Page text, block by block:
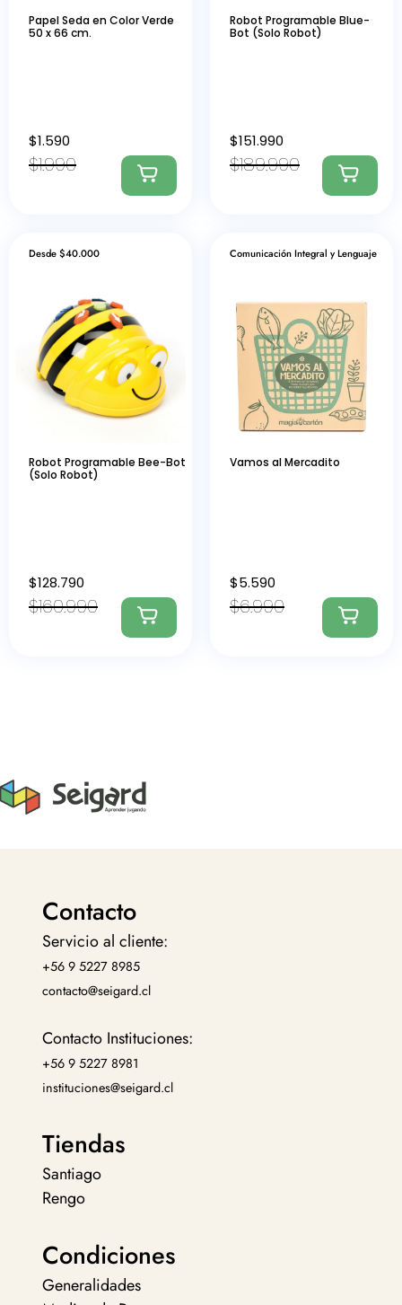
Papel Seda en Color Verde
50 x 66 cm.
$1.990
$1.590
Robot Programable Blue-
Bot (Solo Robot)
$189.990
$151.990
Desde $40.000
Robot Programable Bee-Bot
(Solo Robot)
$160.990
$128.790
Comunicación Integral y Lenguaje
Vamos al Mercadito
$6.990
$5.590
Contacto
Servicio al cliente:
+56 9 5227 8985
contacto@seigard.cl
Contacto Instituciones:
+56 9 5227 8981
instituciones@seigard.cl
Tiendas
Santiago
Rengo
Condiciones
Generalidades